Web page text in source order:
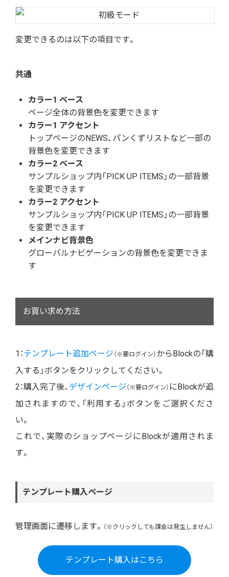
変更できるのは以下の項目です。
共通
カラー1 ベース
ページ全体の背景色を変更できます
カラー1 アクセント
トップページのNEWS、パンくずリストなど一部の
背景色を変更できます
カラー2 ベース
サンプルショップ内「PICK UP ITEMS」の一部背景
を変更できます
カラー2 アクセント
サンプルショップ内「PICK UP ITEMS」の一部背景
を変更できます
メインナビ背景色
グローバルナビゲーションの背景色を変更できま
す
お買い求め方法
1：テンプレート追加ページ （※要ログイン） からBlockの「購
入する」ボタンをクリックしてください。
2：購入完了後、 デザインページ （※要ログイン） にBlockが追
加されますので、「利用する」ボタンをご選択くださ
い。
これで、実際のショップページにBlockが適用されま
す。
テンプレート購入ページ
管理画面に遷移します。 （※クリックしても課金は発生しません）
テンプレート購入はこちら